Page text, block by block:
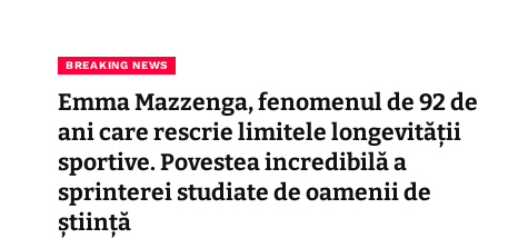
BREAKING NEWS
Emma Mazzenga, fenomenul de 92 de
ani care rescrie limitele longevității
sportive. Povestea incredibilă a
sprinterei studiate de oamenii de
știință